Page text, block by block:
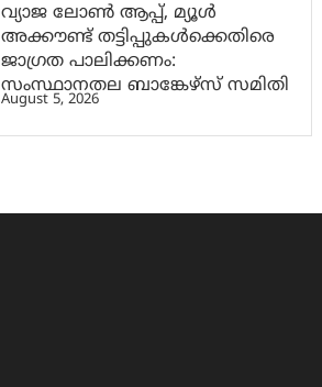
വ്യാജ ലോൺ ആപ്പ്, മ്യൂൾ
അക്കൗണ്ട് തട്ടിപ്പുകൾക്കെതിരെ
ജാ​ഗ്രത പാലിക്കണം:
സംസ്ഥാനതല ബാങ്കേഴ്സ് സമിതി
August 5, 2026